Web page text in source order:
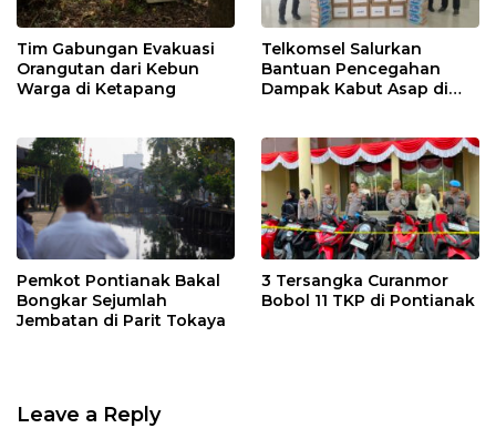
Tim Gabungan Evakuasi
Orangutan dari Kebun
Warga di Ketapang
Telkomsel Salurkan
Bantuan Pencegahan
Dampak Kabut Asap di
Pemkot Pontianak Bakal
Bongkar Sejumlah
Jembatan di Parit Tokaya
3 Tersangka Curanmor
Bobol 11 TKP di Pontianak
Leave a Reply